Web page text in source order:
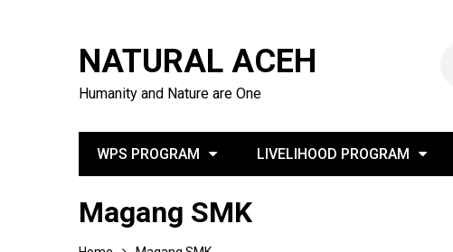
NATURAL ACEH
Humanity and Nature are One
WPS PROGRAM LIVELIHOOD PROGRAM
Magang SMK